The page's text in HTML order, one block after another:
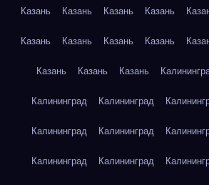
Казань Казань Казань Казань
Казань Казань Казань Казань
Казань Казань Казань
Калининград Калининград
Калининград Калининград
Калининград Калининград